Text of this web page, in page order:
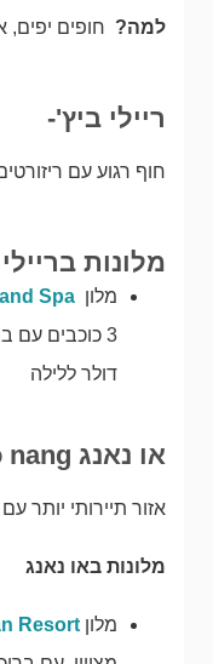
למה? חופים יפים,
ריילי ביץ'-
חוף רגוע עם
מלונות
מלון Spa
דולר ללילה
או נאנג ao nang
אזור תיירותי יותר
מלונות באו נאנג
מלון Resort